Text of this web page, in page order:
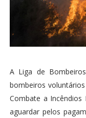
A Liga de
bombeiros
Combate a Incêndios
aguardar pelos